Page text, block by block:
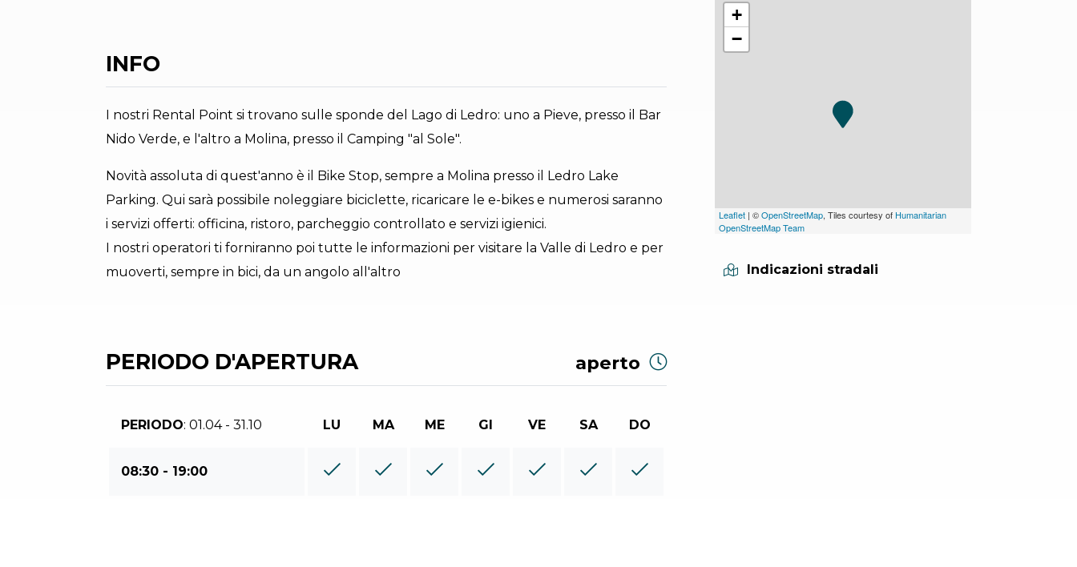
INFO
I nostri Rental Point si trovano sulle sponde del Lago di Ledro: uno a Pieve, presso il Bar
Nido Verde, e l'altro a Molina, presso il Camping "al Sole".
Novità assoluta di quest'anno è il Bike Stop, sempre a Molina presso il Ledro Lake
Parking. Qui sarà possibile noleggiare biciclette, ricaricare le e-bikes e numerosi saranno
i servizi offerti: officina, ristoro, parcheggio controllato e servizi igienici.
I nostri operatori ti forniranno poi tutte le informazioni per visitare la Valle di Ledro e per
muoverti, sempre in bici, da un angolo all'altro
PERIODO D'APERTURA aperto
PERIODO: 01.04 - 31.10 LU MA ME GI VE SA DO
08:30 - 19:00
+
−
Leaflet | ©OpenStreetMap, Tiles courtesy of Humanitarian
OpenStreetMap Team
Indicazioni stradali